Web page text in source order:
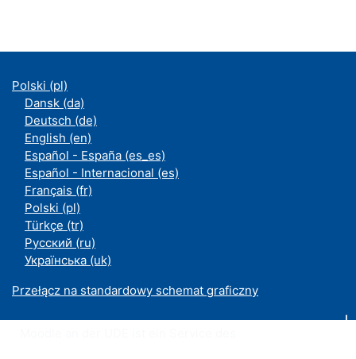
Polski ‎(pl)‎
Dansk ‎(da)‎
Deutsch ‎(de)‎
English ‎(en)‎
Español - España ‎(es_es)‎
Español - Internacional ‎(es)‎
Français ‎(fr)‎
Polski ‎(pl)‎
Türkçe ‎(tr)‎
Русский ‎(ru)‎
Українська ‎(uk)‎
Przełącz na standardowy schemat graficzny